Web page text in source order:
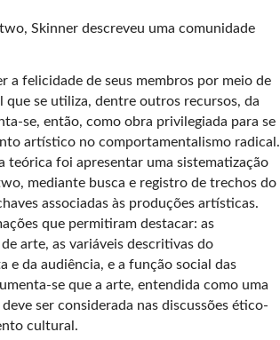
Skinner descreveu uma comunidade
a felicidade de seus membros por meio de
se utiliza, dentre outros recursos, da
se, então, como obra privilegiada para se
artístico no comportamentalismo radical.
teórica foi apresentar uma sistematização
mediante busca e registro de trechos do
associadas às produções artísticas.
que permitiram destacar: as
arte, as variáveis descritivas do
e da audiência, e a função social das
se que a arte, entendida como uma
ser considerada nas discussões ético-
cultural.